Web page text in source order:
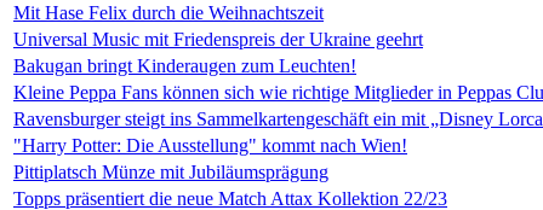
Mit Hase Felix durch die Weihnachtszeit
Universal Music mit Friedenspreis der Ukraine geehrt
Bakugan bringt Kinderaugen zum Leuchten!
Kleine Peppa Fans können sich wie richtige Mitglieder in Peppas
Ravensburger steigt ins Sammelkartengeschäft ein mit „Disney
"Harry Potter: Die Ausstellung" kommt nach Wien!
Pittiplatsch Münze mit Jubiläumsprägung
Topps präsentiert die neue Match Attax Kollektion 22/23